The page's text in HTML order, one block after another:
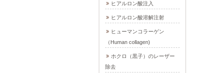
ヒアルロン酸注入
ヒアルロン酸溶解注射
ヒューマンコラーゲン
（Human collagen)
ホクロ（黒子）のレーザー
除去